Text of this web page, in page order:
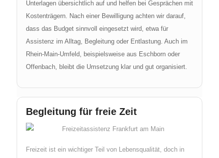
Unterlagen übersichtlich auf und helfen bei Gesprächen mit
Kostenträgern. Nach einer Bewilligung achten wir darauf,
dass das Budget sinnvoll eingesetzt wird, etwa für
Assistenz im Alltag, Begleitung oder Entlastung. Auch im
Rhein-Main-Umfeld, beispielsweise aus Eschborn oder
Offenbach, bleibt die Umsetzung klar und gut organisiert.
Begleitung für freie Zeit
Freizeit ist ein wichtiger Teil von Lebensqualität, doch in